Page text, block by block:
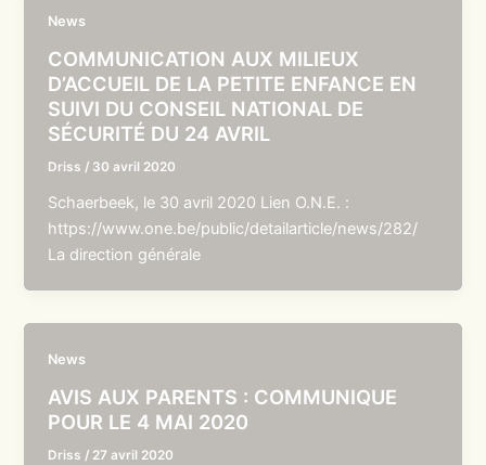
News
COMMUNICATION AUX MILIEUX
D’ACCUEIL DE LA PETITE ENFANCE EN
SUIVI DU CONSEIL NATIONAL DE
SÉCURITÉ DU 24 AVRIL
Driss / 30 avril 2020
Schaerbeek, le 30 avril 2020 Lien O.N.E. :
https://www.one.be/public/detailarticle/news/282/
La direction générale
News
AVIS AUX PARENTS : COMMUNIQUE
POUR LE 4 MAI 2020
Driss / 27 avril 2020